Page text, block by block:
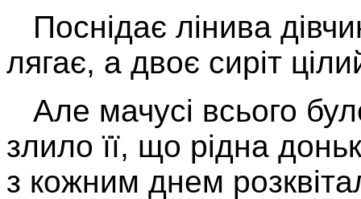
Поснідає лінива
лягає, а двоє сиріт
Але мачусі всього
злило її, що рідна
з кожним днем